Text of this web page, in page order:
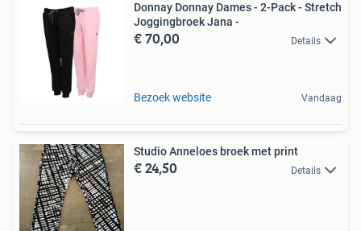
Donnay Donnay Dames - 2-Pack - Stretch
Joggingbroek Jana -
€ 70,00 Details
Bezoek website Vandaag
Studio Anneloes broek met print
€ 24,50 Details